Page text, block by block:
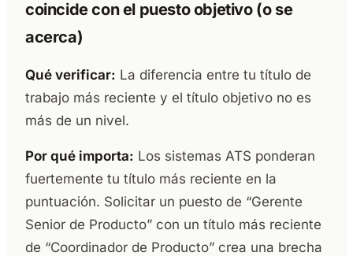
coincide con el puesto objetivo (o se
acerca)
Qué verificar: La diferencia entre tu título de
trabajo más reciente y el título objetivo no es
más de un nivel.
Por qué importa: Los sistemas ATS ponderan
fuertemente tu título más reciente en la
puntuación. Solicitar un puesto de “Gerente
Senior de Producto” con un título más reciente
de “Coordinador de Producto” crea una brecha